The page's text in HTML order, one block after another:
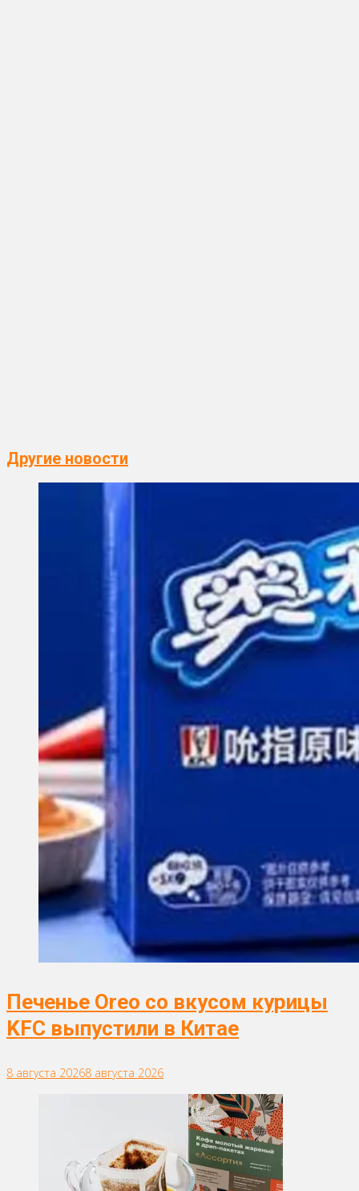
Другие новости
Печенье Oreo со вкусом курицы
KFC выпустили в Китае
8 августа 20268 августа 2026